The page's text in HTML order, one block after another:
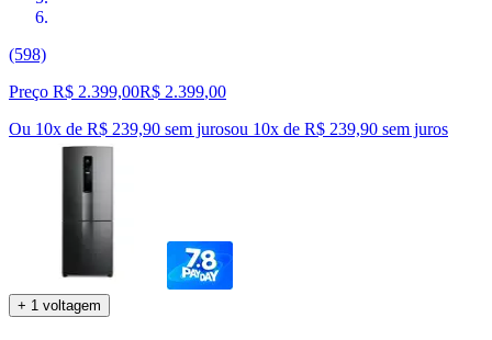
(598)
Preço R$ 2.399,00R$ 2.399,00
Ou 10x de R$ 239,90 sem jurosou 10x de R$ 239,90 sem juros
+ 1 voltagem